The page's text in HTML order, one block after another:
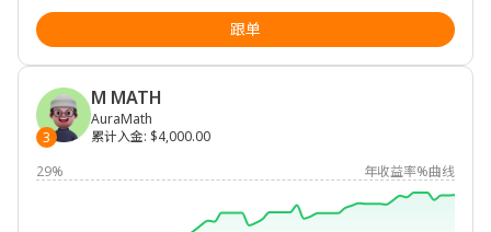
跟单
3
M MATH
AuraMath
累计入金: $4,000.00
29%
年收益率%曲线